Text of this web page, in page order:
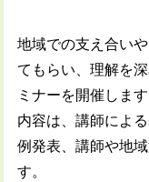
地域での支え合い
てもらい、理解を
ミナーを開催します
内容は、講師によ
例発表、講師や地
す。